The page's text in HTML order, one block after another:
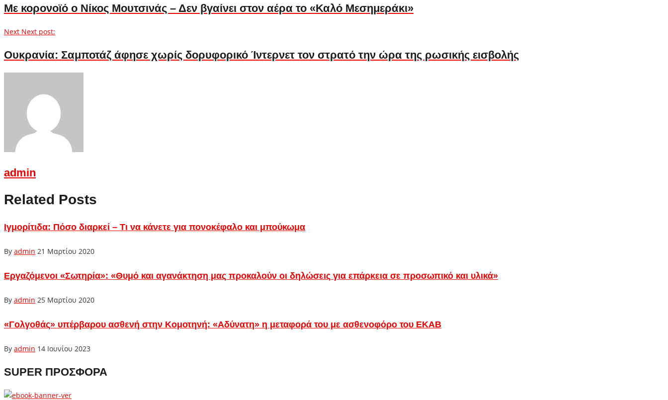
Με κορονοϊό ο Νίκος Μουτσινάς – Δεν βγαίνει στον αέρα το «Καλό Μεσημεράκι»
Next Next post:
Ουκρανία: Σαμποτάζ άφησε χωρίς δορυφορικό Ίντερνετ τον στρατό την ώρα της ρωσικής εισβολής
admin
Related Posts
Ιγμορίτιδα: Πόσο διαρκεί – Τι να κάνετε για πονοκέφαλο και μπούκωμα
By admin 21 Μαρτίου 2020
Εργαζόμενοι «Σωτηρία»: «Θυμό και αγανάκτηση μας προκαλούν οι δηλώσεις για επάρκεια σε προσωπικό και υλικά»
By admin 25 Μαρτίου 2020
«Γολγοθάς» υπέρβαρου ασθενή στην Κομοτηνή: «Αδύνατη» η μεταφορά του με ασθενοφόρο του ΕΚΑΒ
By admin 14 Ιουνίου 2023
SUPER ΠΡΟΣΦΟΡΑ